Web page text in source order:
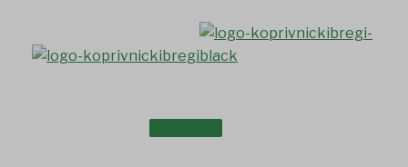
content
Zabava i koncert grupe